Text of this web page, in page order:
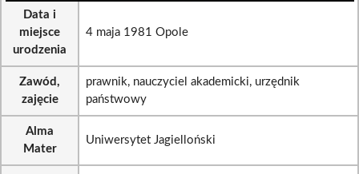
Data i
miejsce
urodzenia
4 maja 1981 Opole
Zawód,
zajęcie
prawnik, nauczyciel akademicki, urzędnik
państwowy
Alma
Mater
Uniwersytet Jagielloński